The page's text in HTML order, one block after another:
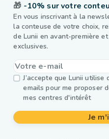
🎁 -10% sur votre
En vous inscrivant à la
la conteuse de votre choix,
de Lunii en avant-première
exclusives.
J’accepte que Lunii
emails pour me proposer
mes centres d'intérêt
Je